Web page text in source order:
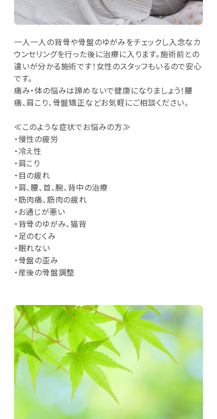
一人一人の背骨や骨盤のゆがみをチェックし入念なカ
ウンセリングを行った後に治療に入ります。施術前との
違いが分かる施術です！女性のスタッフもいるので安心
です。
痛み・体の悩みは諦めないで健康になりましょう！腰
痛、肩こり、骨盤矯正などお気軽にご相談ください。
≪このような症状でお悩みの方≫
・慢性の疲労
・冷え性
・肩こり
・目の疲れ
・肩、腰、首、腕、背中の治療
・筋肉痛、筋肉の疲れ
・お通じが悪い
・背骨のゆがみ、猫背
・足のむくみ
・眠れない
・骨盤の歪み
・産後の骨盤調整